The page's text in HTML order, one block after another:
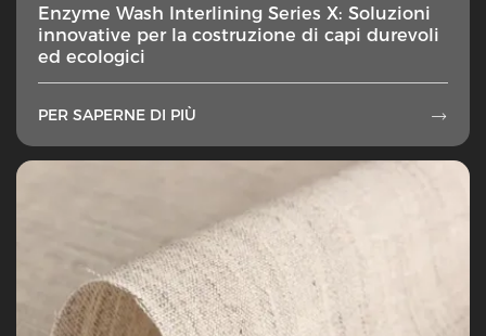
Enzyme Wash Interlining Series X: Soluzioni
innovative per la costruzione di capi durevoli
ed ecologici
PER SAPERNE DI PIÙ 